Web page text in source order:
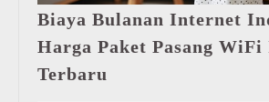
Biaya Bulanan Internet
Harga Paket Pasang
Terbaru